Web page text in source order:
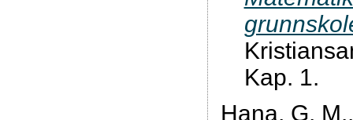
Kap. 1.
Hana, G.